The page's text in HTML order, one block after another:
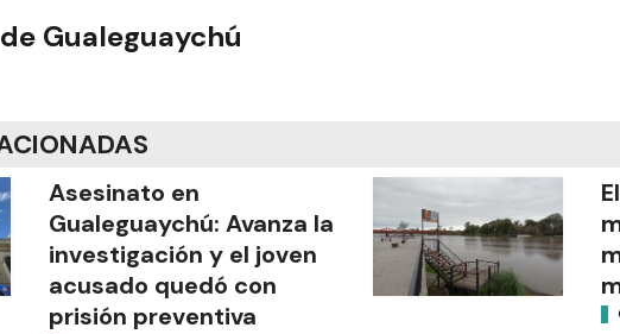
Gualeguaychú
Asesinato en
Gualeguaychú: Avanza la
investigación y el joven
acusado quedó con
prisión preventiva